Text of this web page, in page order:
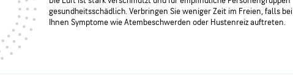
gesundheitsschädlich. Verbringen Sie weniger Zeit im Freien, falls bei
Ihnen Symptome wie Atembeschwerden oder Hustenreiz auftreten.